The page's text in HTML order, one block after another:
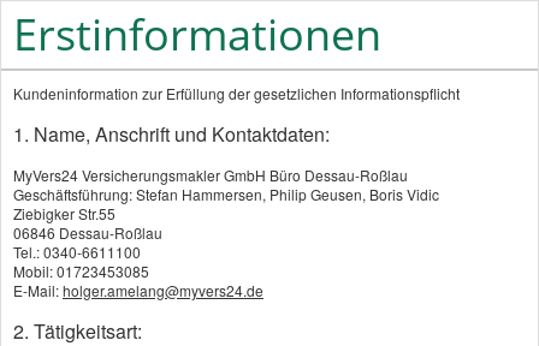
Dieser Service wird von einem externen Anbieter
Jetzt unverbindlich vergleichen!
Erstinformationen
Kundeninformation zur Erfüllung der gesetzlichen Informationspflicht
1. Name, Anschrift und Kontaktdaten:
MyVers24 Versicherungsmakler GmbH Büro Dessau-Roßlau
Geschäftsführung: Stefan Hammersen, Philip Geusen, Boris Vidic
Ziebigker Str.55
06846 Dessau-Roßlau
Tel.: 0340-6611100
Mobil: 01723453085
E-Mail:holger.amelang@myvers24.de
2. Tätigkeitsart: